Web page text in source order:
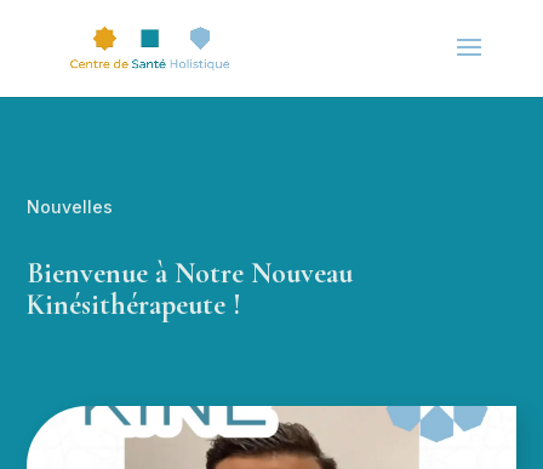
Nouvelles
Bienvenue à Notre Nouveau
Kinésithérapeute !